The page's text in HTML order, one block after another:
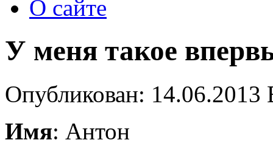
О сайте
У меня такое
Опубликован:
Имя: Антон